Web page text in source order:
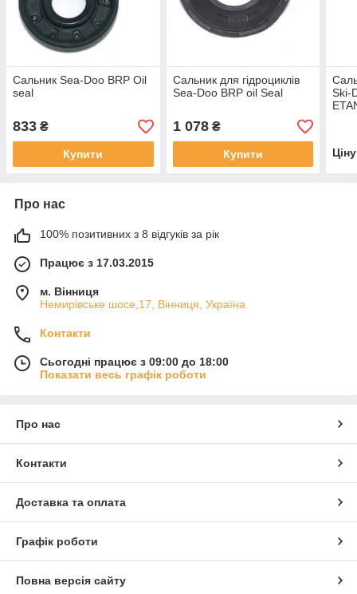
Сальник Sea-Doo BRP Oil
seal
833 ₴
Купити
Сальник для гідроциклів
Sea-Doo BRP oil Seal
1 078₴
Купити
Ski-
Про нас
100% позитивних з 8 відгуків за рік
Працює з 17.03.2015
м. Вінниця
Немирівське шосе,17, Вінниця, Україна
Контакти
Сьогодні працює з 09:00 до 18:00
Показати весь графік роботи
Про нас
Контакти
Доставка та оплата
Графік роботи
Повна версія сайту